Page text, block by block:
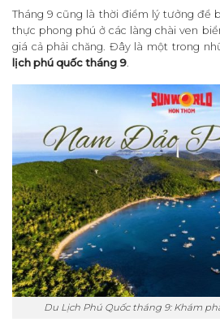
Tháng 9 cũng là thời điểm lý tưởng để
thực phong phú ở các làng chài ven
giá cả phải chăng. Đây là một trong
lịch phú quốc tháng 9
Du Lịch Phú Quốc tháng 9: Khám